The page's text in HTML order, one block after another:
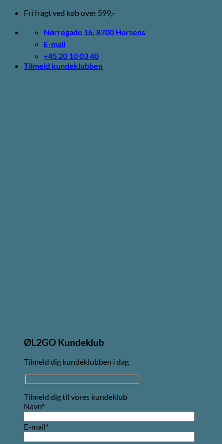
Fortsæt
indhold
Fri fragt ved køb over 599,-
Nørregade 16, 8700 Horsens
E-mail
+45 20 10 03 40
Tilmeld kundeklubben
ØL2GO Kundeklub
Tilmeld dig kundeklubben i dag
Tilmeld dig til vores kundeklub
Navn*
E-mail*